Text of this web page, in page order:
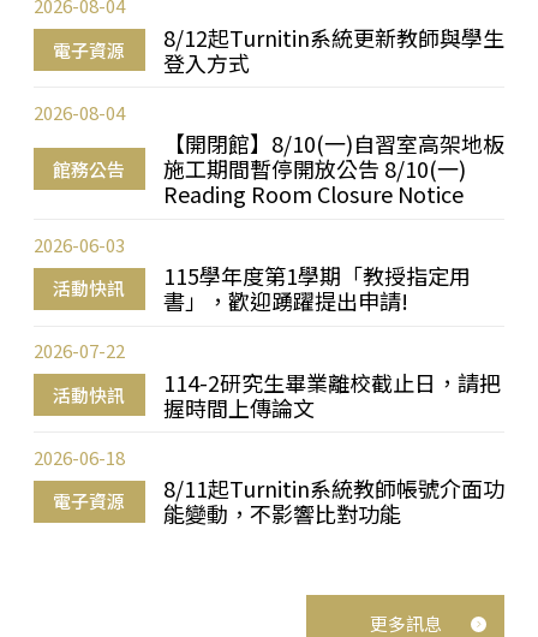
電子資源
8/12起Turnitin系統更新教師與學生
登入方式
2026-08-04
館務公告
【開閉館】8/10(一)自習室高架地板
施工期間暫停開放公告 8/10(一)
Reading Room Closure Notice
2026-08-04
活動快訊
115學年度第1學期「教授指定用
書」，歡迎踴躍提出申請!
2026-06-03
活動快訊
114-2研究生畢業離校截止日，請把
握時間上傳論文
2026-07-22
電子資源
8/11起Turnitin系統教師帳號介面功
能變動，不影響比對功能
2026-06-18
更多訊息